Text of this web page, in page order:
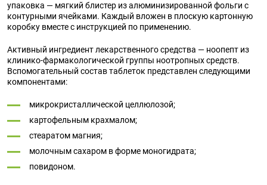
упаковка — мягкий блистер из алюминизированной фольги с
контурными ячейками. Каждый вложен в плоскую картонную
коробку вместе с инструкцией по применению.
Активный ингредиент лекарственного средства — ноопепт из
клинико-фармакологической группы ноотропных средств.
Вспомогательный состав таблеток представлен следующими
компонентами:
микрокристаллической целлюлозой;
картофельным крахмалом;
стеаратом магния;
молочным сахаром в форме моногидрата;
повидоном.